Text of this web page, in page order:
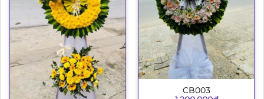
CB003